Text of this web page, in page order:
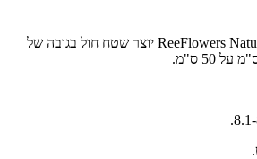
10 ק"ג של ReeFlowers Natural AquaSand יוצר שטח חול בגובה של